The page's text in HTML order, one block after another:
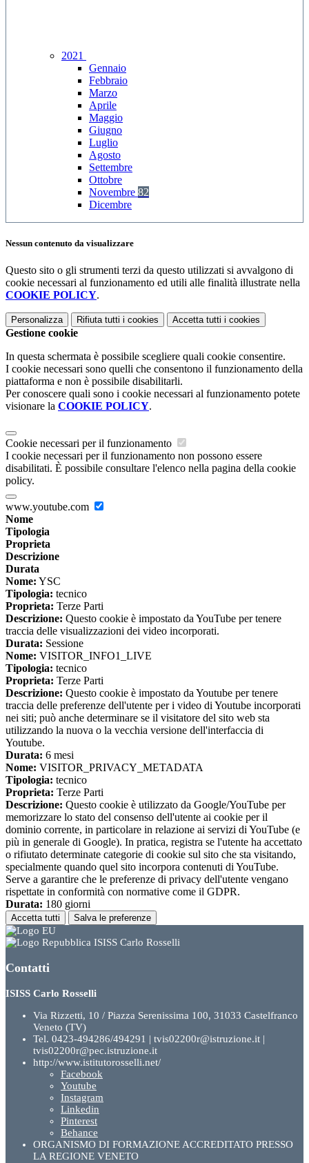
2021
Gennaio
Febbraio
Marzo
Aprile
Maggio
Giugno
Luglio
Agosto
Settembre
Ottobre
Novembre 82
Dicembre
Nessun contenuto da visualizzare
Questo sito o gli strumenti terzi da questo utilizzati si avvalgono di
cookie necessari al funzionamento ed utili alle finalità illustrate nella
COOKIE POLICY.
Personalizza Rifiuta tutti i cookies Accetta tutti i cookies
Gestione cookie
In questa schermata è possibile scegliere quali cookie consentire.
I cookie necessari sono quelli che consentono il funzionamento della
piattaforma e non è possibile disabilitarli.
Per conoscere quali sono i cookie necessari al funzionamento potete
visionare la COOKIE POLICY.
Cookie necessari per il funzionamento
I cookie necessari per il funzionamento non possono essere
disabilitati. È possibile consultare l'elenco nella pagina della cookie
policy.
www.youtube.com
Nome
Tipologia
Proprieta
Descrizione
Durata
Nome: YSC
Tipologia: tecnico
Proprieta: Terze Parti
Descrizione: Questo cookie è impostato da YouTube per tenere
traccia delle visualizzazioni dei video incorporati.
Durata: Sessione
Nome: VISITOR_INFO1_LIVE
Tipologia: tecnico
Proprieta: Terze Parti
Descrizione: Questo cookie è impostato da Youtube per tenere
traccia delle preferenze dell'utente per i video di Youtube incorporati
nei siti; può anche determinare se il visitatore del sito web sta
utilizzando la nuova o la vecchia versione dell'interfaccia di
Youtube.
Durata: 6 mesi
Nome: VISITOR_PRIVACY_METADATA
Tipologia: tecnico
Proprieta: Terze Parti
Descrizione: Questo cookie è utilizzato da Google/YouTube per
memorizzare lo stato del consenso dell'utente ai cookie per il
dominio corrente, in particolare in relazione ai servizi di YouTube (e
più in generale di Google). In pratica, registra se l'utente ha accettato
o rifiutato determinate categorie di cookie sul sito che sta visitando,
specialmente quando quel sito incorpora contenuti di YouTube.
Serve a garantire che le preferenze di privacy dell'utente vengano
rispettate in conformità con normative come il GDPR.
Durata: 180 giorni
Accetta tutti Salva le preferenze
ISISS Carlo Rosselli
Contatti
ISISS Carlo Rosselli
Via Rizzetti, 10 / Piazza Serenissima 100, 31033 Castelfranco
Veneto (TV)
Tel. 0423-494286/494291 | tvis02200r@istruzione.it |
tvis02200r@pec.istruzione.it
http://www.istitutorosselli.net/
Facebook
Youtube
Instagram
Linkedin
Pinterest
Behance
ORGANISMO DI FORMAZIONE ACCREDITATO PRESSO
LA REGIONE VENETO